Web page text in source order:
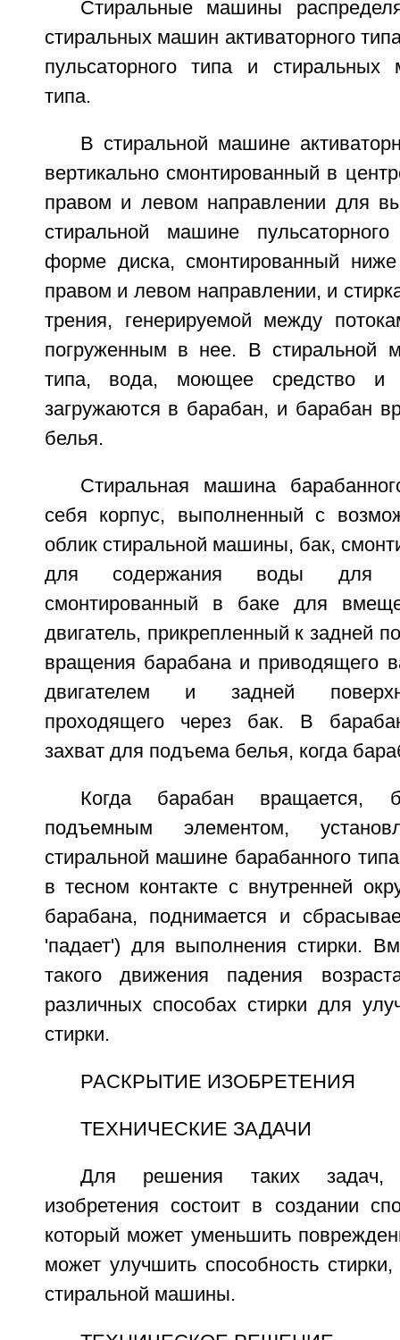
Стиральные машины
стиральных машин активаторного
пульсаторного типа и стиральных
типа.
В стиральной машине
вертикально смонтированный в
правом и левом направлении для
стиральной машине
форме диска, смонтированный
правом и левом направлении, и
трения, генерируемой между
погруженным в нее. В стиральной
типа, вода, моющее средство и
загружаются в барабан, и барабан
белья.
Стиральная машина
себя корпус, выполненный с
облик стиральной машины, бак,
для содержания воды для
смонтированный в баке для
двигатель, прикрепленный к задней
вращения барабана и приводящего
двигателем и задней
проходящего через бак. В
захват для подъема белья, когда
Когда барабан вращается,
подъемным элементом,
стиральной машине барабанного
в тесном контакте с внутренней
барабана, поднимается и
'падает') для выполнения стирки.
такого движения падения
различных способах стирки для
стирки.
РАСКРЫТИЕ ИЗОБРЕТЕНИЯ
ТЕХНИЧЕСКИЕ ЗАДАЧИ
Для решения таких задач,
изобретения состоит в создании
который может уменьшить
может улучшить способность
стиральной машины.